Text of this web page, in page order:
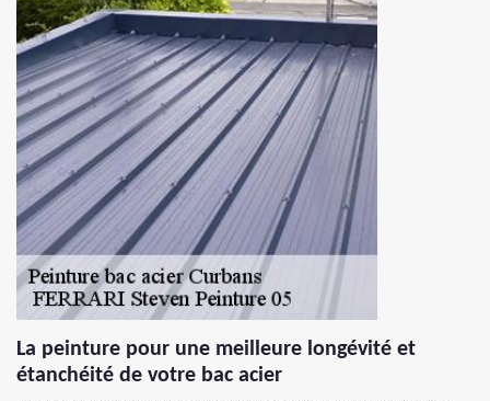
La peinture pour une meilleure longévité et
étanchéité de votre bac acier